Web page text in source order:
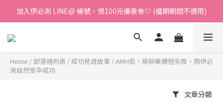
加入伊必測 LINE@ 帳號，領100元優惠卷🤍 (檔期期間不適用)
加入伊必測 LINE@ 帳號，領100元優惠卷🤍 (檔期期間不適用)
【紅利回饋上線】消費每100元享1點紅利金🤍 紅利金折抵無上限❕
Home / 部落格列表 / 成功見證故事 /AMH低、排卵藥療程失敗，用伊必
測自然受孕成功
文章分類